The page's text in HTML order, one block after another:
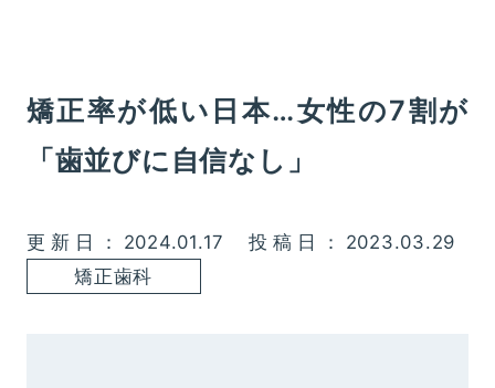
矯正率が低い日本…女性の7割が
「歯並びに自信なし」
更新日：2024.01.17
投稿日：2023.03.29
矯正歯科